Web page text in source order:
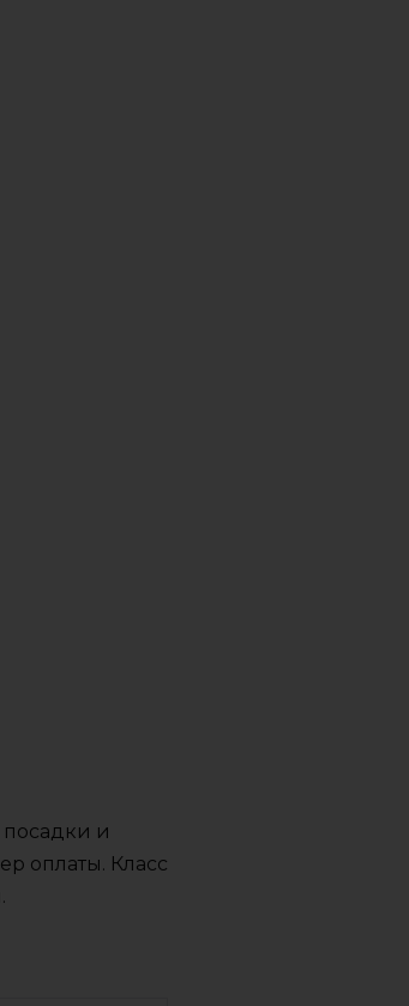
и
оплаты. Класс